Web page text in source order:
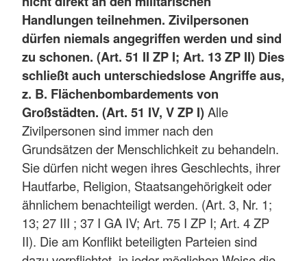
Handlungen teilnehmen. Zivilpersonen
dürfen niemals angegriffen werden und sind
zu schonen. (Art. 51 II ZP I; Art. 13 ZP II) Dies
schließt auch unterschiedslose Angriffe aus,
z. B. Flächenbombardements von
Großstädten. (Art. 51 IV, V ZP I)Alle
Zivilpersonen sind immer nach den
Grundsätzen der Menschlichkeit zu behandeln.
Sie dürfen nicht wegen ihres Geschlechts, ihrer
Hautfarbe, Religion, Staatsangehörigkeit oder
ähnlichem benachteiligt werden. (Art. 3, Nr. 1;
13; 27 III ; 37 I GA IV; Art. 75 I ZP I; Art. 4 ZP
II). Die am Konflikt beteiligten Parteien sind